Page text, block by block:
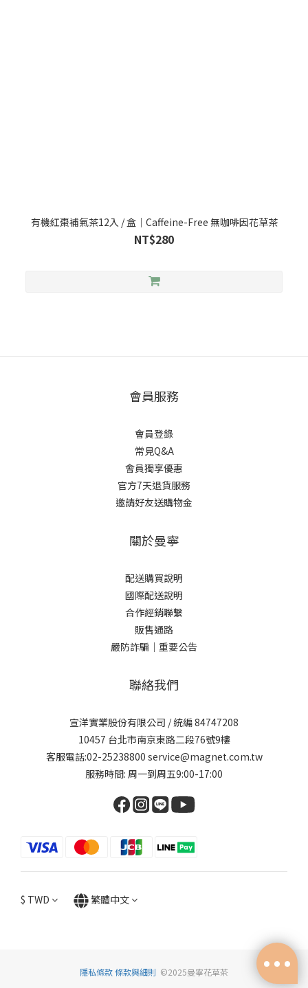
有機紅棗補氣茶12入 / 盒｜Caffeine-Free 無咖啡因花草茶
NT$280
會員服務
會員登錄
常見Q&A
會員獨享優惠
官方7天退貨服務
邀請好友送購物金
關於曼寧
配送購買說明
國際配送說明
合作經銷聯繫
販售通路
嚴防詐騙｜重要公告
聯絡我們
宣洋實業股份有限公司 / 統編 84747208
10457 台北市南京東路二段76號9樓
客服電話:02-25238800 service@magnet.com.tw
服務時間: 周一到周五9:00-17:00
$ TWD 繁體中文
隱私條款條款與細則 ©2025曼寧花草茶